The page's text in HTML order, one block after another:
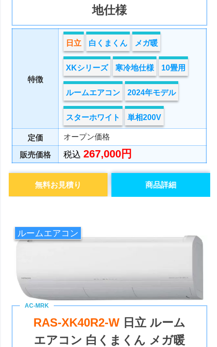
地仕様
特徴
日立 白くまくん メガ暖
XKシリーズ 寒冷地仕様 10畳用
ルームエアコン 2024年モデル
スターホワイト 単相200V
定価 オープン価格
販売価格 税込267,000円
商品詳細
無料お見積り
ルームエアコン
RAS-XK40R2-W 日立 ルーム
エアコン 白くまくん メガ暖